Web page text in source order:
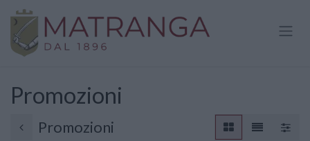
Passa al contenuto
Promozioni
Promozioni